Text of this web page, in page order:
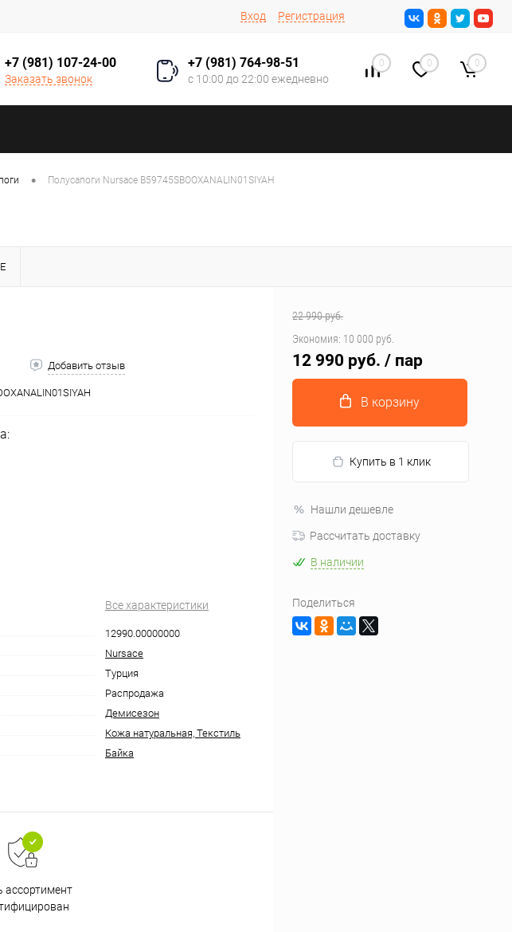
Вход Регистрация
+7 (981) 107-24-00
Заказать звонок
+7 (981) 764-98-51
с 10:00 до 22:00 ежедневно
0 0 0
• Полусапоги Nursace B59745SBOOXANALIN01SIYAH
Добавить отзыв
Все характеристики
12990.00000000
Nursace
Турция
Распродажа
Демисезон
Кожа натуральная, Текстиль
Байка
ассортимент
22 990 руб.
Экономия: 10 000 руб.
12 990 руб. / пар
В корзину
Купить в 1 клик
Нашли дешевле
Рассчитать доставку
В наличии
Поделиться